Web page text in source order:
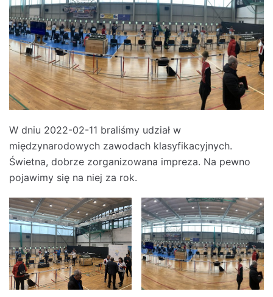
W dniu 2022-02-11 braliśmy udział w
międzynarodowych zawodach klasyfikacyjnych.
Świetna, dobrze zorganizowana impreza. Na pewno
pojawimy się na niej za rok.